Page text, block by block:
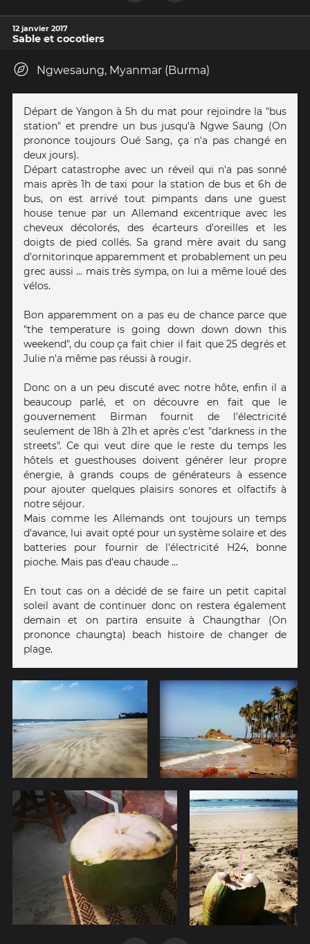
12 janvier 2017
Sable et cocotiers
Ngwesaung, Myanmar (Burma)
Départ de Yangon à 5h du mat pour rejoindre la "bus
station" et prendre un bus jusqu'à Ngwe Saung (On
prononce toujours Oué Sang, ça n'a pas changé en
deux jours).
Départ catastrophe avec un réveil qui n'a pas sonné
mais après 1h de taxi pour la station de bus et 6h de
bus, on est arrivé tout pimpants dans une guest
house tenue par un Allemand excentrique avec les
cheveux décolorés, des écarteurs d'oreilles et les
doigts de pied collés. Sa grand mère avait du sang
d'ornitorinque apparemment et probablement un peu
grec aussi ... mais très sympa, on lui a même loué des
vélos.
Bon apparemment on a pas eu de chance parce que
"the temperature is going down down down this
weekend", du coup ça fait chier il fait que 25 degrés et
Julie n'a même pas réussi à rougir.
Donc on a un peu discuté avec notre hôte, enfin il a
beaucoup parlé, et on découvre en fait que le
gouvernement Birman fournit de l'électricité
seulement de 18h à 21h et après c'est "darkness in the
streets". Ce qui veut dire que le reste du temps les
hôtels et guesthouses doivent générer leur propre
énergie, à grands coups de générateurs à essence
pour ajouter quelques plaisirs sonores et olfactifs à
notre séjour.
Mais comme les Allemands ont toujours un temps
d'avance, lui avait opté pour un système solaire et des
batteries pour fournir de l'électricité H24, bonne
pioche. Mais pas d'eau chaude ...
En tout cas on a décidé de se faire un petit capital
soleil avant de continuer donc on restera également
demain et on partira ensuite à Chaungthar (On
prononce chaungta) beach histoire de changer de
plage.